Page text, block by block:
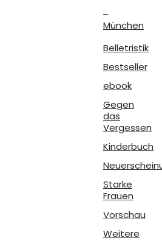
München
Belletristik
Bestseller
ebook
Gegen
das
Vergessen
Kinderbuch
Starke
Frauen
Vorschau
Weitere